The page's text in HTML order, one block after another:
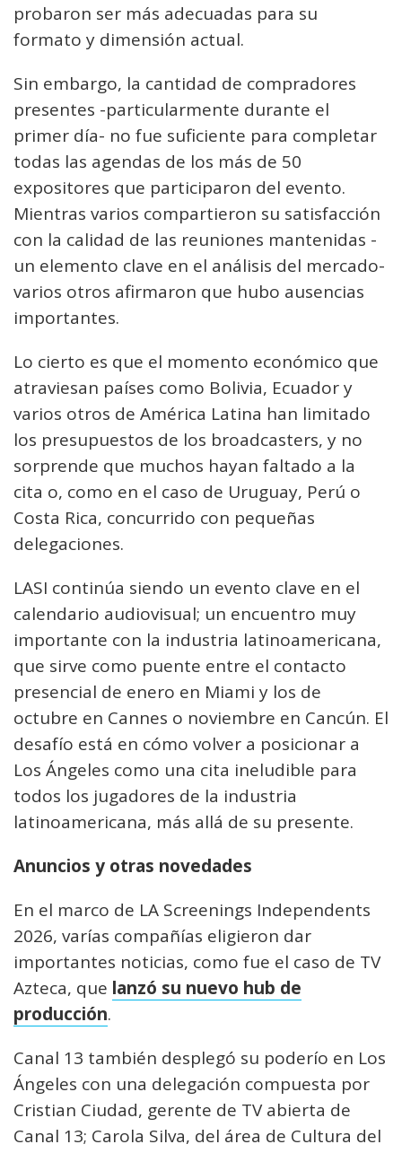
probaron ser más adecuadas para su
formato y dimensión actual.
Sin embargo, la cantidad de compradores
presentes -particularmente durante el
primer día- no fue suficiente para completar
todas las agendas de los más de 50
expositores que participaron del evento.
Mientras varios compartieron su satisfacción
con la calidad de las reuniones mantenidas -
un elemento clave en el análisis del mercado-
varios otros afirmaron que hubo ausencias
importantes.
Lo cierto es que el momento económico que
atraviesan países como Bolivia, Ecuador y
varios otros de América Latina han limitado
los presupuestos de los broadcasters, y no
sorprende que muchos hayan faltado a la
cita o, como en el caso de Uruguay, Perú o
Costa Rica, concurrido con pequeñas
delegaciones.
LASI continúa siendo un evento clave en el
calendario audiovisual; un encuentro muy
importante con la industria latinoamericana,
que sirve como puente entre el contacto
presencial de enero en Miami y los de
octubre en Cannes o noviembre en Cancún. El
desafío está en cómo volver a posicionar a
Los Ángeles como una cita ineludible para
todos los jugadores de la industria
latinoamericana, más allá de su presente.
Anuncios y otras novedades
En el marco de LA Screenings Independents
2026, varías compañías eligieron dar
importantes noticias, como fue el caso de TV
Azteca, que lanzó su nuevo hub de
producción.
Canal 13 también desplegó su poderío en Los
Ángeles con una delegación compuesta por
Cristian Ciudad, gerente de TV abierta de
Canal 13; Carola Silva, del área de Cultura del